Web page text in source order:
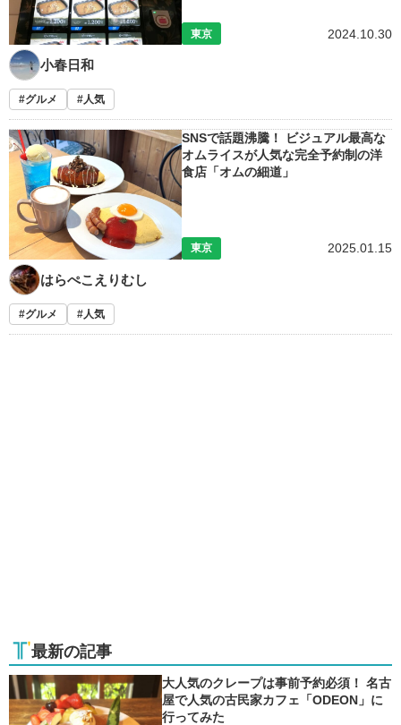
東京 2024.10.30
小春日和
グルメ 人気
SNSで話題沸騰！ ビジュアル最高な
オムライスが人気な完全予約制の洋
食店「オムの細道」
東京 2025.01.15
はらぺこえりむし
グルメ 人気
最新の記事
大人気のクレープは事前予約必須！ 名古
屋で人気の古民家カフェ「ODEON」に
行ってみた